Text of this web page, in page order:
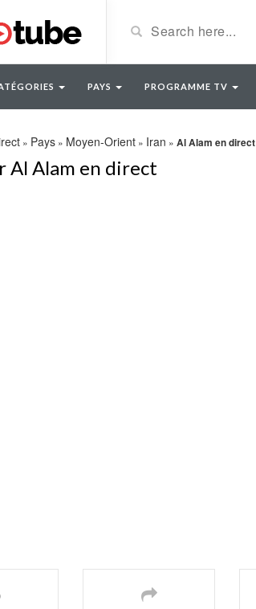
PAYS PROGRAMME TV
» Pays » Moyen-Orient » Iran » Al Alam en direct
Al Alam en direct